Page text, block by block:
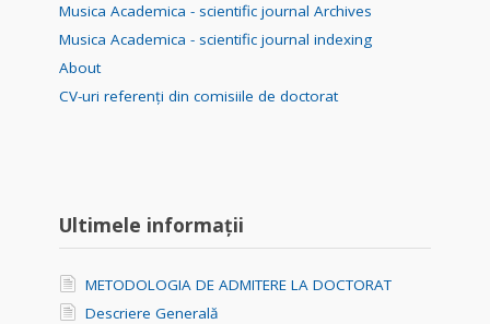
Musica Academica - scientific journal Archives
Musica Academica - scientific journal indexing
About
CV-uri referenți din comisiile de doctorat
Ultimele informații
METODOLOGIA DE ADMITERE LA DOCTORAT
Descriere Generală